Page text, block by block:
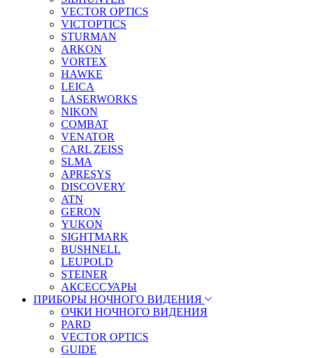
VECTOR OPTICS
VICTOPTICS
STURMAN
ARKON
VORTEX
HAWKE
LEICA
LASERWORKS
NIKON
COMBAT
VENATOR
CARL ZEISS
SLMA
APRESYS
DISCOVERY
ATN
GERON
YUKON
SIGHTMARK
BUSHNELL
LEUPOLD
STEINER
АКСЕССУАРЫ
ПРИБОРЫ НОЧНОГО ВИДЕНИЯ
ОЧКИ НОЧНОГО ВИДЕНИЯ
PARD
VECTOR OPTICS
GUIDE